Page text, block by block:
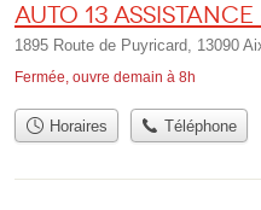
Auto 13 Assistance
1895 Route de Puyricard, 13090
Fermée, ouvre demain à 8h
Horaires Téléphone